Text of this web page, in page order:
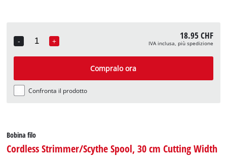
-
Quantity
+ 18.95 CHF
IVA inclusa, più spedizione
Compralo ora
Confronta il prodotto
Bobina filo
Cordless Strimmer/Scythe Spool, 30 cm Cutting Width